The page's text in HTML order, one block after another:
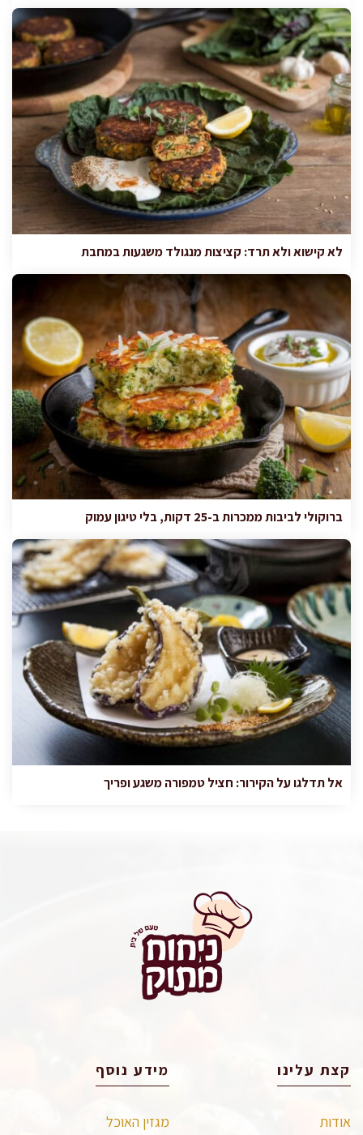
לא קישוא ולא תרד: קציצות מנגולד משגעות במחבת
ברוקולי לביבות ממכרות ב-25 דקות, בלי טיגון עמוק
אל תדלגו על הקירור: חציל טמפורה משגע ופריך
קצת עלינו
אודות
מידע נוסף
מגזין האוכל